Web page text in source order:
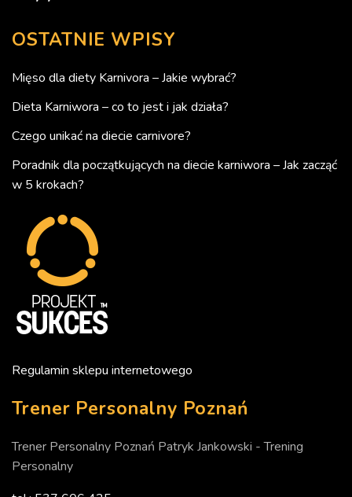
OSTATNIE WPISY
Mięso dla diety Karnivora – Jakie wybrać?
Dieta Karniwora – co to jest i jak działa?
Czego unikać na diecie carnivore?
Poradnik dla początkujących na diecie karniwora – Jak zacząć
w 5 krokach?
Regulamin sklepu internetowego
Trener Personalny Poznań
Trener Personalny Poznań Patryk Jankowski - Trening
Personalny